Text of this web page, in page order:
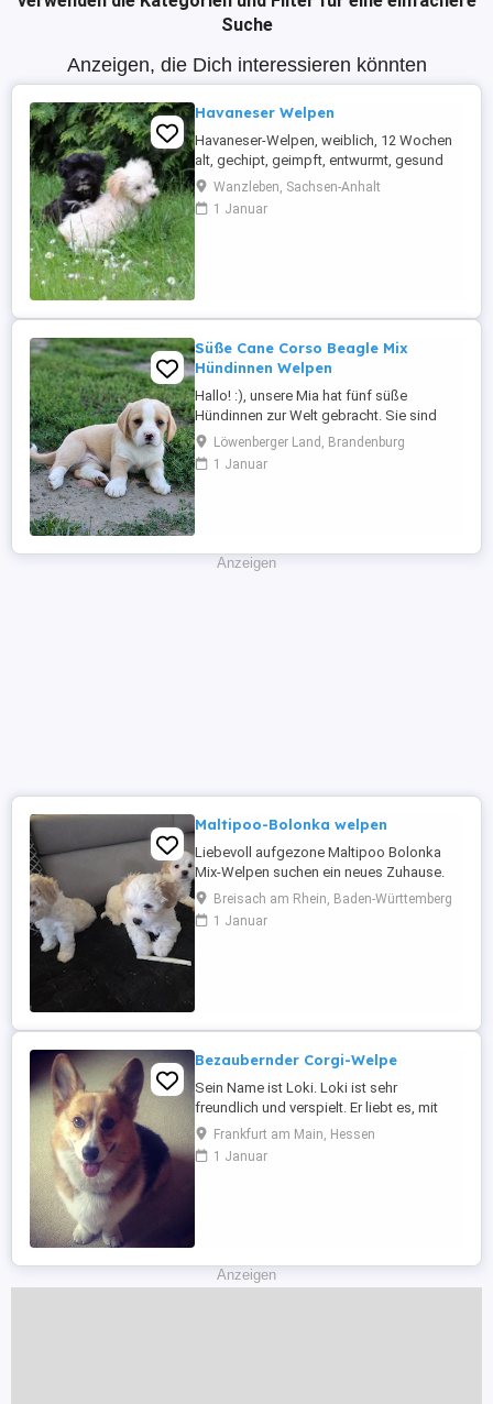
Suche
Anzeigen, die Dich interessieren könnten
Havaneser Welpen
Havaneser-Welpen, weiblich, 12 Wochen
alt, gechipt, geimpft, entwurmt, gesund
suchen ab sofort ein neues Zuhause.
Wanzleben, Sachsen-Anhalt
1 Januar
Süße Cane Corso Beagle Mix
Hündinnen Welpen
Hallo! :), unsere Mia hat fünf süße
Hündinnen zur Welt gebracht. Sie sind
gesund und top fit. Es ist eine Mischung
aus Cane Corso und Beagle, diese
verspricht lebhafte, intelligente und
menschenbezogen ...
Löwenberger Land, Brandenburg
1 Januar
Anzeigen
Maltipoo-Bolonka welpen
Liebevoll aufgezone Maltipoo Bolonka
Mix-Welpen suchen ein neues Zuhause.
Unsere drei bezaubernden Welpen (2
Jungen und 1 Mädchen) wurden am
19.06.2026 geboren und wachsen
Breisach am Rhein, Baden-Württemberg
1 Januar
Bezaubernder Corgi-Welpe
Sein Name ist Loki. Loki ist sehr
freundlich und verspielt. Er liebt es, mit
anderen Tieren und Kindern zu spielen.
Loki sucht dringend ein neues, liebevolles
Zuhause. Er ist sehr anhänglich und liebt
Frankfurt am Main, Hessen
1 Januar
Anzeigen